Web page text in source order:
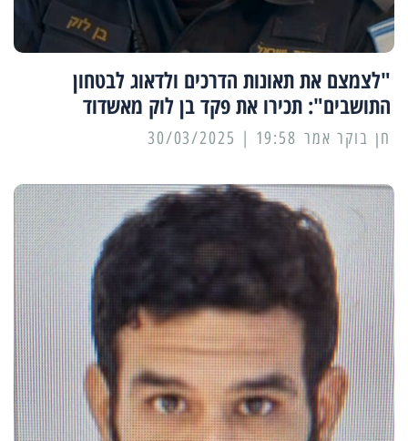
"לצמצם את תאונות הדרכים ולדאוג לבטחון
התושבים": תכירו את פקד בן לוק מאשדוד
19:58 | 30/03/2025